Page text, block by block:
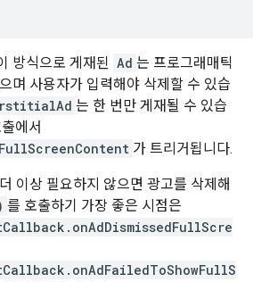
방식으로 게재된 Ad 는 프로그래매틱
며 사용자가 입력해야 삭제할 수 있습
는 한 번만 게재될 수 있습
에서
가 트리거됩니다.
이상 필요하지 않으면 광고를 삭제해
를 호출하기 가장 좋은 시점은